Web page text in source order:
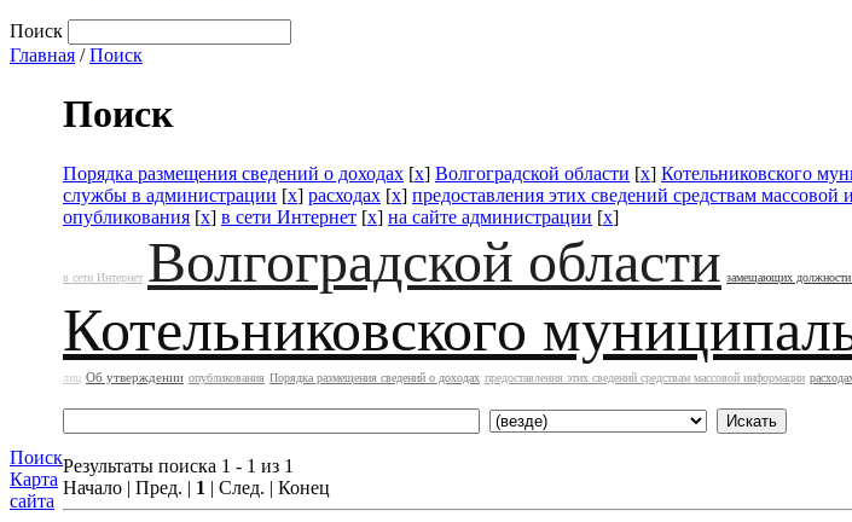
Поиск
Главная /Поиск
Поиск
Карта
сайта
Поиск
Порядка размещения сведений о доходах [x] Волгоградской области [x] Котельниковского
службы в администрации [x] расходах [x] предоставления этих сведений средствам
опубликования [x] в сети Интернет [x] на сайте администрации [x]
в сети Интернет Волгоградской области замещающих должности
Котельниковского
лиц Об утверждении опубликования Порядка размещения сведений о доходах предоставления этих сведений средствам массовой информации
Результаты поиска 1 - 1 из 1
Начало | Пред. | 1 | След. | Конец